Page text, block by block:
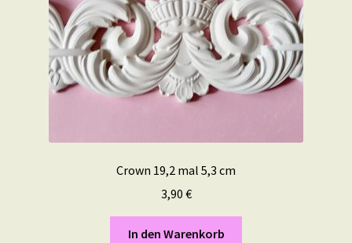
Crown 19,2 mal 5,3 cm
3,90 €
In den Warenkorb